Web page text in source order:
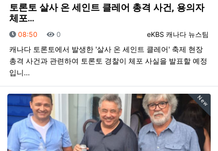
토론토 살사 온 세인트 클레어 총격 사건, 용의자
체포…
등록자
eKBS 캐나다 뉴스팀
등록일
08:50 조회
0
캐나다 토론토에서 발생한 '살사 온 세인트 클레어' 축제 현장
총격 사건과 관련하여 토론토 경찰이 체포 사실을 발표할 예정
입니…
New